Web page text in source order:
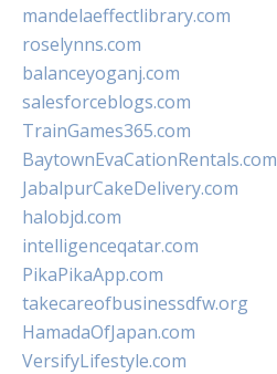
mandelaeffectlibrary.com
roselynns.com
balanceyoganj.com
salesforceblogs.com
TrainGames365.com
BaytownEvaCationRentals.com
JabalpurCakeDelivery.com
halobjd.com
intelligenceqatar.com
PikaPikaApp.com
takecareofbusinessdfw.org
HamadaOfJapan.com
VersifyLifestyle.com